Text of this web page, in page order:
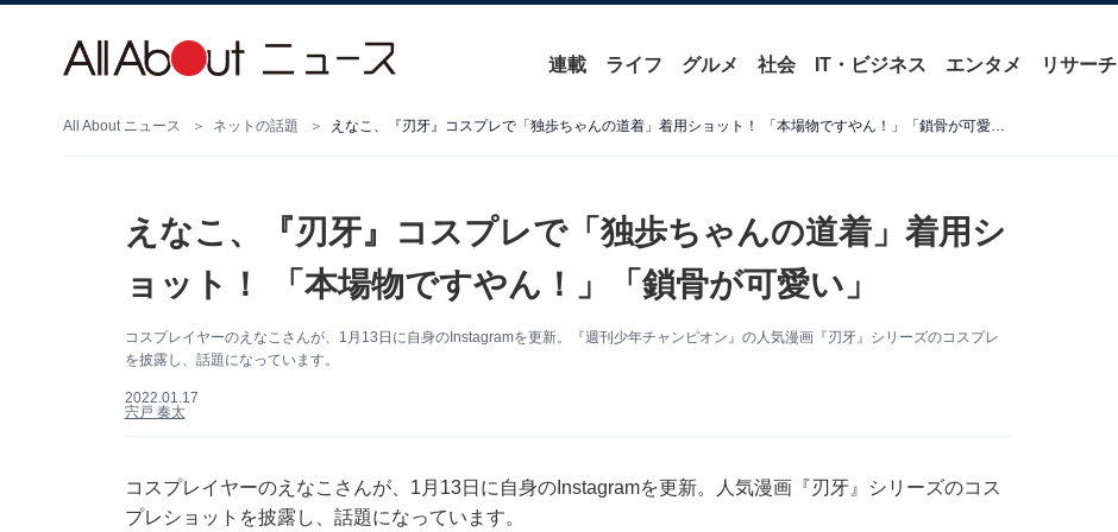
連載 ライフ グルメ 社会 IT・ビジネス エンタメ リサーチ
All About ニュース ネットの話題 えなこ、『刃牙』コスプレで「独歩ちゃんの道着」着用ショット！ 「本場物ですやん！」「鎖骨が可愛い」
えなこ、『刃牙』コスプレで「独歩ちゃんの道着」着用シ
ョット！ 「本場物ですやん！」「鎖骨が可愛い」
コスプレイヤーのえなこさんが、1月13日に自身のInstagramを更新。『週刊少年チャンピオン』の人気漫画『刃牙』シリーズのコスプレ
を披露し、話題になっています。
2022.01.17
宍戸 奏太
コスプレイヤーのえなこさんが、1月13日に自身のInstagramを更新。人気漫画『刃牙』シリーズのコス
プレショットを披露し、話題になっています。